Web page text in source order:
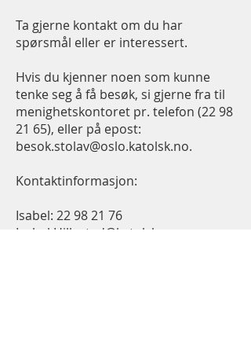
Ta gjerne kontakt om du har
spørsmål eller er interessert.
Hvis du kjenner noen som kunne
tenke seg å få besøk, si gjerne fra til
menighetskontoret pr. telefon (22 98
21 65), eller på epost:
besok.stolav@oslo.katolsk.no.
Kontaktinformasjon:
Isabel: 22 98 21 76
Isabel.Hillestad@katolsk.no